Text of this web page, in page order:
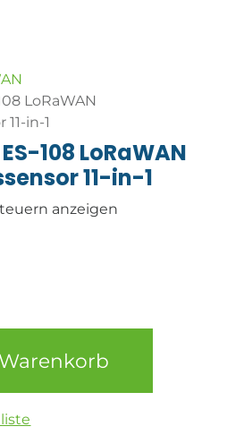
LoRaWAN
in-1
108 LoRaWAN
11-in-1
anzeigen